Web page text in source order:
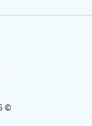
© 2002-2026 כל הזכויות שמורות